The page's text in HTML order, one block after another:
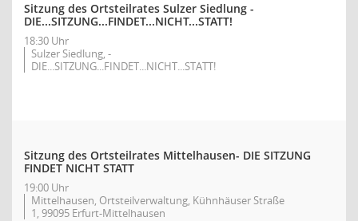
Sitzung des Ortsteilrates Sulzer Siedlung -
DIE...SITZUNG...FINDET...NICHT...STATT!
18:30 Uhr
Sulzer Siedlung, -
DIE...SITZUNG...FINDET...NICHT...STATT!
Sitzung des Ortsteilrates Mittelhausen- DIE SITZUNG
FINDET NICHT STATT
19:00 Uhr
Mittelhausen, Ortsteilverwaltung, Kühnhäuser Straße
1, 99095 Erfurt-Mittelhausen